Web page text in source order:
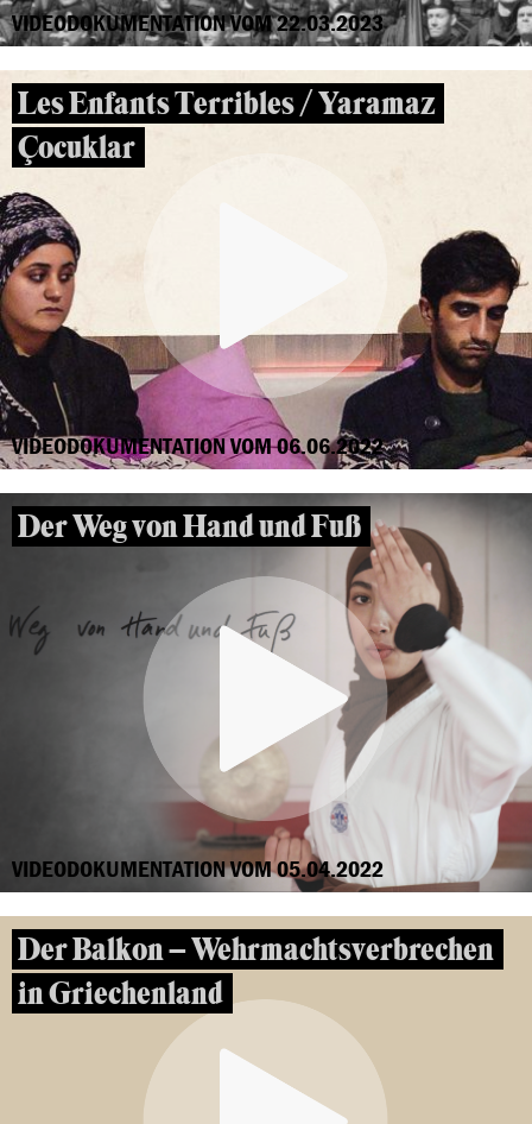
VIDEODOKUMENTATION VOM 22.03.2023
Les Enfants Terribles / Yaramaz
Çocuklar
VIDEODOKUMENTATION VOM 06.06.2022
Der Weg von Hand und Fuß
VIDEODOKUMENTATION VOM 05.04.2022
Der Balkon – Wehrmachtsverbrechen
in Griechenland